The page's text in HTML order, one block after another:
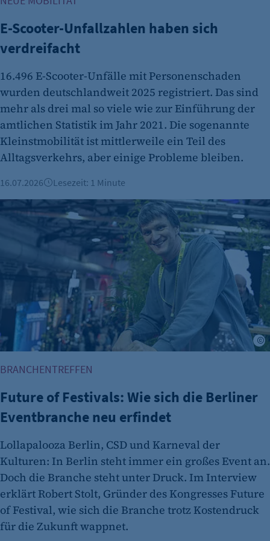
cookie_consent
Zweck:
Dieser Cookie speichert die ausgewählten
Einverständnis-Optionen des Benutzers
Cookie Laufzeit:
1 Jahr
etracker Analytics
Name:
et_oi_v2
Anbieter:
etracker GmbH
Cookie Erkennung
Cookie Laufzeit:
2 Jahre
Name:
et_allow_cookies
Anbieter:
etracker GmbH
Zweck:
E-Scooter-Unfallzahlen haben sich
verdreifacht
16.496 E-Scooter-Unfälle mit Personenschaden
wurden deutschlandweit 2025 registriert. Das sind
mehr als drei mal so viele wie zur Einführung der
amtlichen Statistik im Jahr 2021. Die sogenannte
Kleinstmobilität ist mittlerweile ein Teil des
Alltagsverkehrs, aber einige Probleme bleiben.
16.07.2026 Lesezeit: 1 Minute
Future of Festivals: Wie sich die Berliner Eventbranche
BRANCHENTREFFEN
Future of Festivals: Wie sich die Berliner
Eventbranche neu erfindet
Lollapalooza Berlin, CSD und Karneval der
Kulturen: In Berlin steht immer ein großes Event an.
Doch die Branche steht unter Druck. Im Interview
erklärt Robert Stolt, Gründer des Kongresses Future
of Festival, wie sich die Branche trotz Kostendruck
für die Zukunft wappnet.